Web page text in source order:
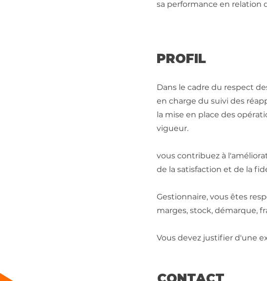
sa performance en relation
PROFIL
Dans le cadre du respect
en charge du suivi des
la mise en place des
vigueur.
vous contribuez à
de la satisfaction et de la
Gestionnaire, vous êtes
marges, stock, démarque,
Vous devez justifier d'une